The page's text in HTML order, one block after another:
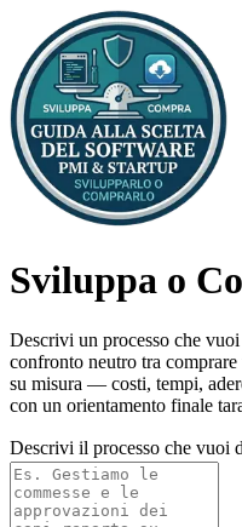
Sviluppa o
Descrivi un processo che
confronto neutro tra
su misura — costi, tempi,
con un orientamento finale
Descrivi il processo che vuoi